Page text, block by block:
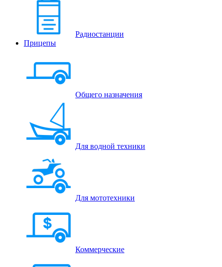
Радиостанции
Прицепы
Общего назначения
Для водной техники
Для мототехники
Коммерческие